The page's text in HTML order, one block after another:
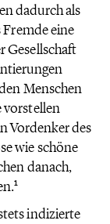
dadurch als
Fremde eine
Gesellschaft
Menschen
vorstellen
Vordenker des
wie schöne
danach,
1
indizierte